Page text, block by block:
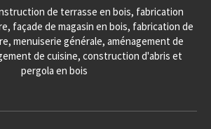
de terrasse en bois, fabrication
façade de magasin en bois, fabrication de
menuiserie générale, aménagement de
de cuisine, construction d'abris et
pergola en bois